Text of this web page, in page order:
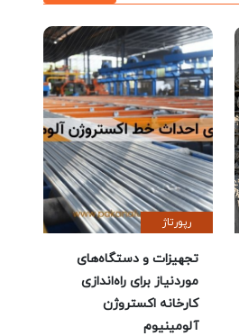
رپورتاژ
تجهیزات و دستگاه‌های
موردنیاز برای راه‌اندازی
کارخانه اکستروژن
آلومینیوم